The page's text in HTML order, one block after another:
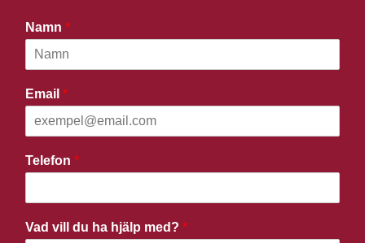
Namn *
Email *
Telefon *
Vad vill du ha hjälp med? *